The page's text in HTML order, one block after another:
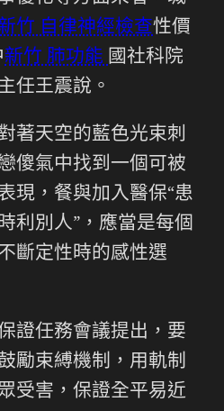
竹 自律神經檢查性價
新竹 肺功能 國社科院
任王震說。
著天空的藍色光束刺
傻氣中找到一個可被
現，餐與加入醫保“患
利別人”，應當是每個
斷定性時的感性選
證任務會議提出，要
勵束縛機制，用軌制
受害，保證全平易近